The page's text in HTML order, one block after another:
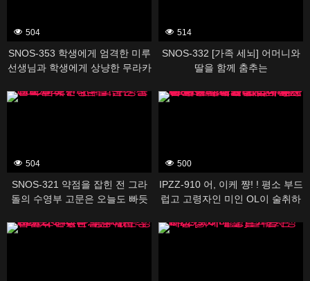
504
SNOS-353 학생에게 엄격한 미루
선생님과 학생에게 상냥한 무라카
목격! 나도 강 ● 참가시켜 뇌 미소
514
SNOS-332 [가족 세뇌] 어머니와
딸을 함께 춤추는
388525
504
SNOS-321 약점을 잡힌 전 그라
돌의 수영부 고문은 오늘도 빠듯
388481
500
IPZZ-910 어, 이케 쨩! ! 평소 부드
럽고 고령자인 미인 OL이 술취하
습에 흥분한 나는 스스로도 비비
388415 388479